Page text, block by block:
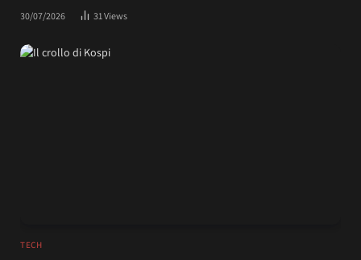
30/07/2026 31 Views
TECH